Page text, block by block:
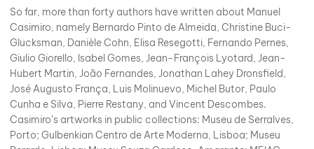
So far, more than forty authors have written about Manuel
Casimiro, namely Bernardo Pinto de Almeida, Christine Buci-
Glucksman, Danièle Cohn, Elisa Resegotti, Fernando Pernes,
Giulio Giorello, Isabel Gomes, Jean-François Lyotard, Jean-
Hubert Martin, João Fernandes, Jonathan Lahey Dronsfield,
José Augusto França, Luis Molinuevo, Michel Butor, Paulo
Cunha e Silva, Pierre Restany, and Vincent Descombes.
Casimiro’s artworks in public collections: Museu de Serralves,
Porto; Gulbenkian Centro de Arte Moderna, Lisboa; Museu